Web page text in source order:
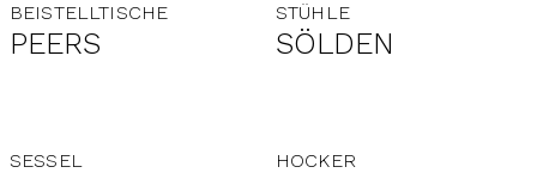
BEISTELLTISCHE
PEERS
STÜHLE
SÖLDEN
SESSEL HOCKER